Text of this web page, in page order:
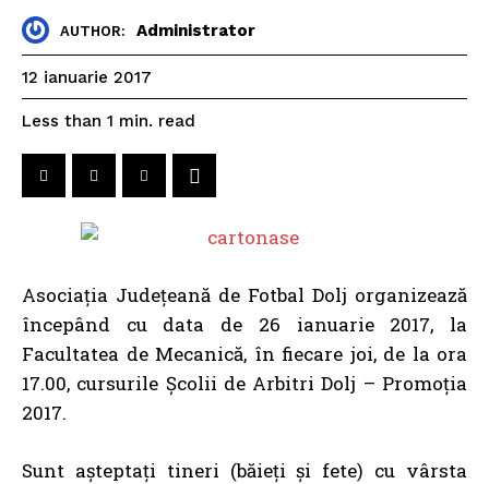
AUTHOR: Administrator
12 ianuarie 2017
Less than 1 min. read
Asociația Județeană de Fotbal Dolj organizează
începând cu data de 26 ianuarie 2017, la
Facultatea de Mecanică, în fiecare joi, de la ora
17.00, cursurile Școlii de Arbitri Dolj – Promoția
2017.
Sunt așteptați tineri (băieți și fete) cu vârsta